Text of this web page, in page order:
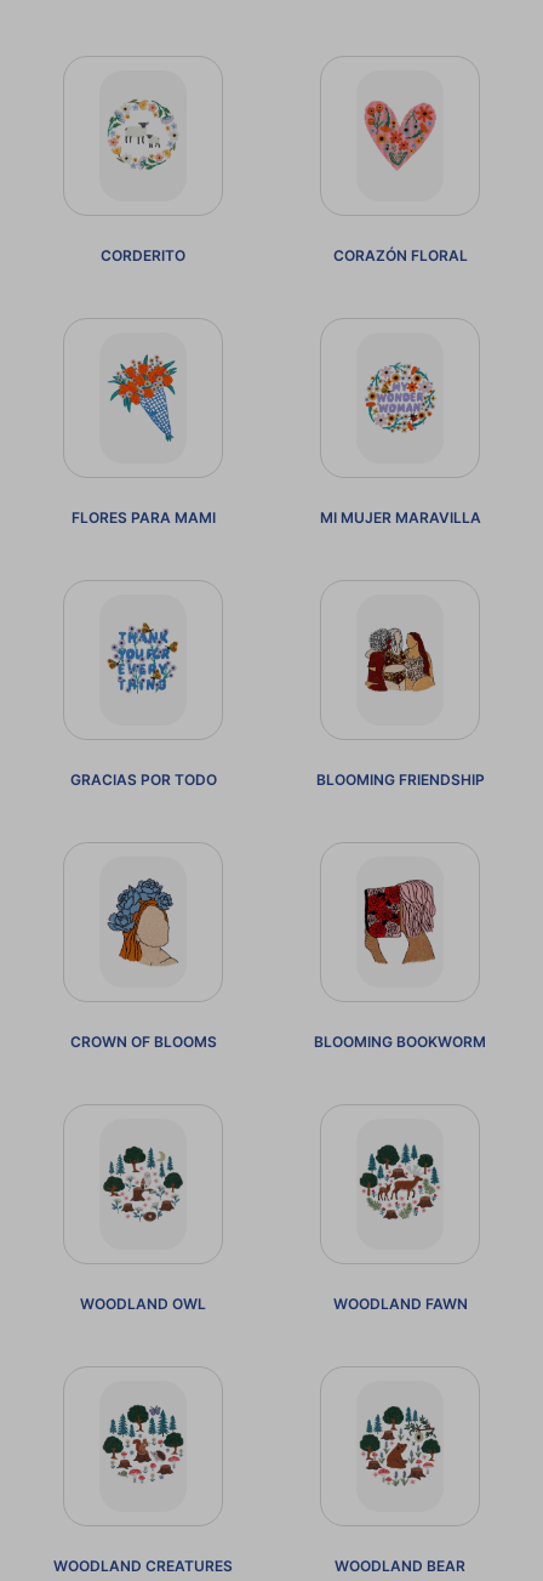
CORDERITO CORAZÓN FLORAL
FLORES PARA MAMI MI MUJER MARAVILLA
GRACIAS POR TODO BLOOMING FRIENDSHIP
CROWN OF BLOOMS BLOOMING BOOKWORM
WOODLAND OWL WOODLAND FAWN
WOODLAND CREATURES WOODLAND BEAR